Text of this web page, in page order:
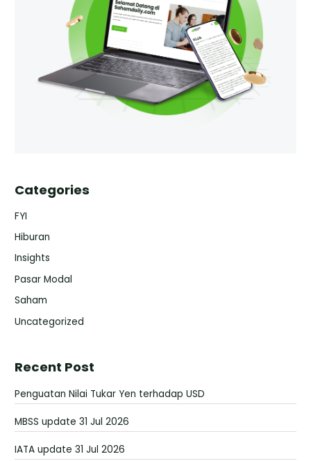
Categories
FYI
Hiburan
Insights
Pasar Modal
Saham
Uncategorized
Recent Post
Penguatan Nilai Tukar Yen terhadap USD
MBSS update 31 Jul 2026
IATA update 31 Jul 2026